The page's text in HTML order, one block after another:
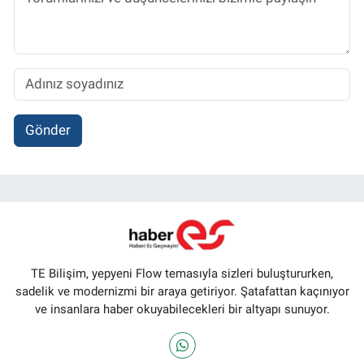
Gönder
TE Bilişim, yepyeni Flow temasıyla sizleri buluştururken,
sadelik ve modernizmi bir araya getiriyor. Şatafattan kaçınıyor
ve insanlara haber okuyabilecekleri bir altyapı sunuyor.